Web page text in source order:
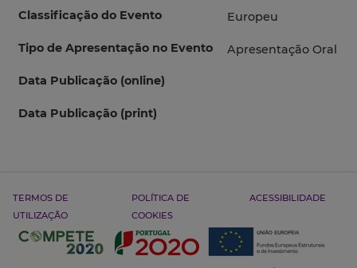
Classificação do Evento Europeu
Tipo de Apresentação no Evento Apresentação Oral
Data Publicação (online)
Data Publicação (print)
TERMOS DE
UTILIZAÇÃO
POLÍTICA DE
COOKIES
ACESSIBILIDADE